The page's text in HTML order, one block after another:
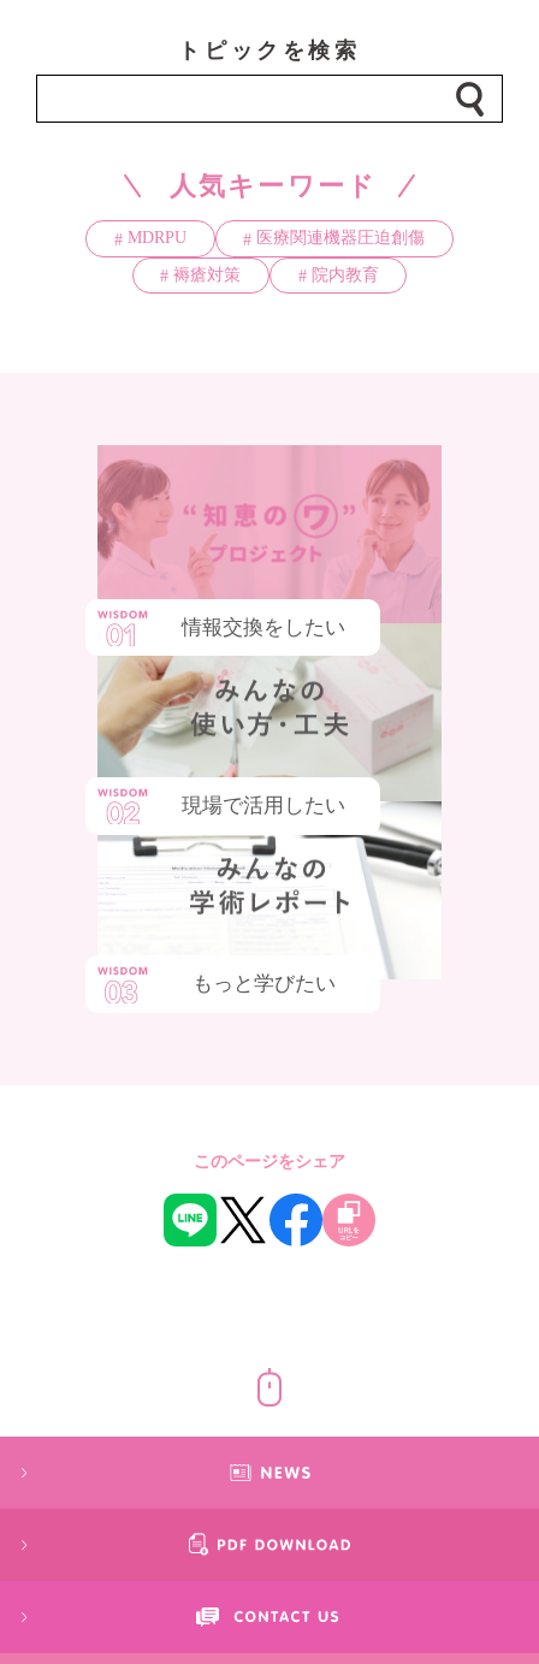
トピックを検索
人気キーワード
MDRPU 医療関連機器圧迫創傷
褥瘡対策 院内教育
情報交換をしたい
現場で活用したい
もっと学びたい
このページをシェア